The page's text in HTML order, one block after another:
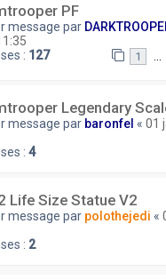
PF
message par
: 127 1
Legendary
message par baronfel « 01
: 4
Life Size Statue V2
message par polothejedi «
: 2